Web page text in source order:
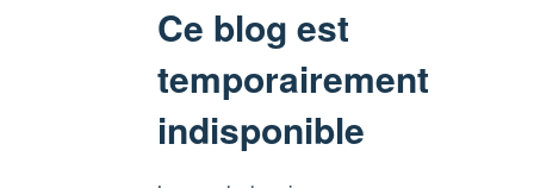
Ce blog est
temporairement
indisponible